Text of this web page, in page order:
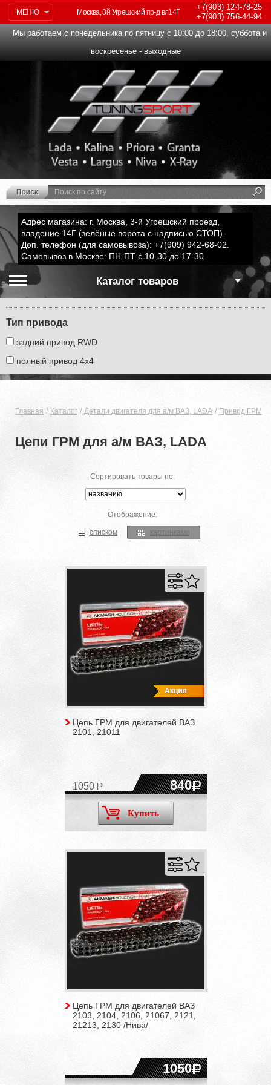
МЕНЮ
+7(903)124-78-25
+7(903)756-44-94
Москва, 3й Угрешский пр-д вл14Г
Мы работаем с понедельника по пятницу с 10:00 до 18:00, суббота и
воскресенье - выходные
Адрес магазина: г. Москва, 3-й Угрешский проезд,
владение 14Г (зелёные ворота с надписью СТОП).
Доп. телефон (для самовывоза): +7(909) 942-68-02.
Самовывоз в Москве: ПН-ПТ с 10-30 до 17-30.
Каталог товаров
Тип привода
задний привод RWD
полный привод 4х4
Главная Каталог Детали двигателя для а/м ВАЗ, LADA Привод ГРМ
Цепи ГРМ для а/м ВАЗ, LADA
Сортировать товары по:
Отображение:
списком картинками
Цепь ГРМ для двигателей ВАЗ
2101, 21011
840
1050
Купить
Цепь ГРМ для двигателей ВАЗ
2103, 2104, 2106, 21067, 2121,
21213, 2130 /Нива/
1050